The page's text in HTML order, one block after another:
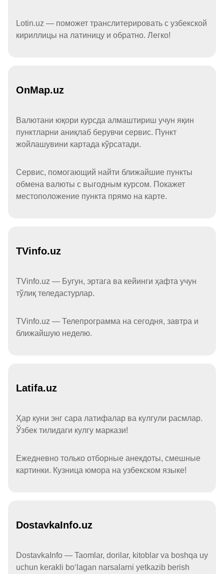
Lotin.uz — поможет транслитерировать с узбекской
кириллицы на латиницу и обратно. Легко!
OnMap.uz
Валютани юқори курсда алмаштириш учун яқин
пунктларни аниқлаб берувчи сервис. Пункт
жойлашувини картада кўрсатади.
Сервис, помогающий найти ближайшие пункты
обмена валюты с выгодным курсом. Покажет
местоположение пункта прямо на карте.
TVinfo.uz
TVinfo.uz — Бугун, эртага ва кейинги ҳафта учун
тўлиқ теледастурлар.
TVinfo.uz — Телепрограмма на сегодня, завтра и
ближайшую неделю.
Latifa.uz
Ҳар куни энг сара латифалар ва кулгули расмлар.
Ўзбек тилидаги кулгу маркази!
Ежедневно только отборные анекдоты, смешные
картинки. Кузница юмора на узбекском языке!
DostavkaInfo.uz
DostavkaInfo — Taomlar, dorilar, kitoblar va boshqa uy
uchun kerakli boʻlagan narsalarni yetkazib berish